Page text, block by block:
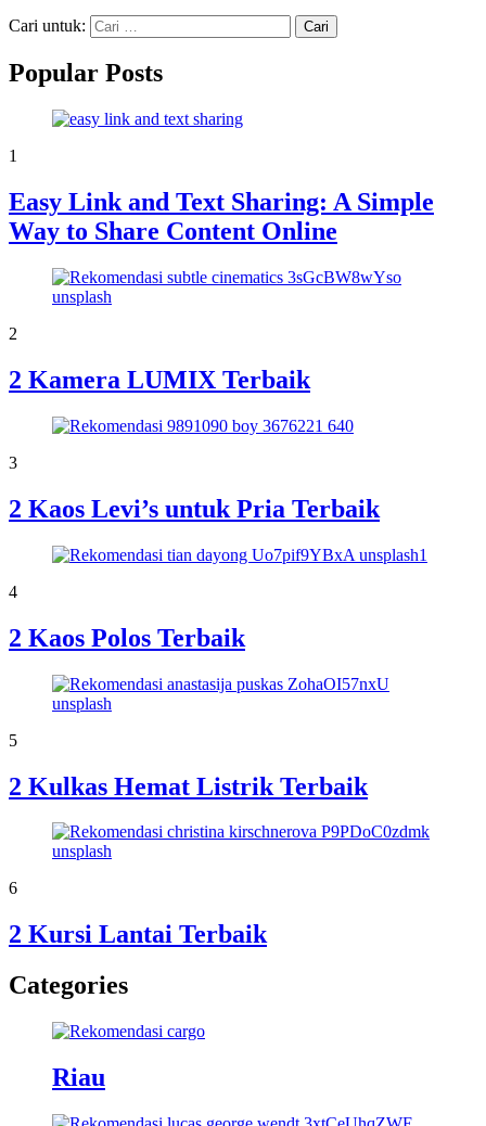
Cari untuk:
Popular Posts
1
Easy Link and Text Sharing: A Simple
Way to Share Content Online
2
2 Kamera LUMIX Terbaik
3
2 Kaos Levi’s untuk Pria Terbaik
4
2 Kaos Polos Terbaik
5
2 Kulkas Hemat Listrik Terbaik
6
2 Kursi Lantai Terbaik
Categories
Riau